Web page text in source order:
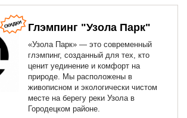
Глэмпинг "Узола Парк"
«Узола Парк» — это современный
глэмпинг, созданный для тех, кто
ценит уединение и комфорт на
природе. Мы расположены в
живописном и экологически чистом
месте на берегу реки Узола в
Городецком районе.